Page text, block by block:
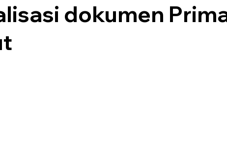
dokumen